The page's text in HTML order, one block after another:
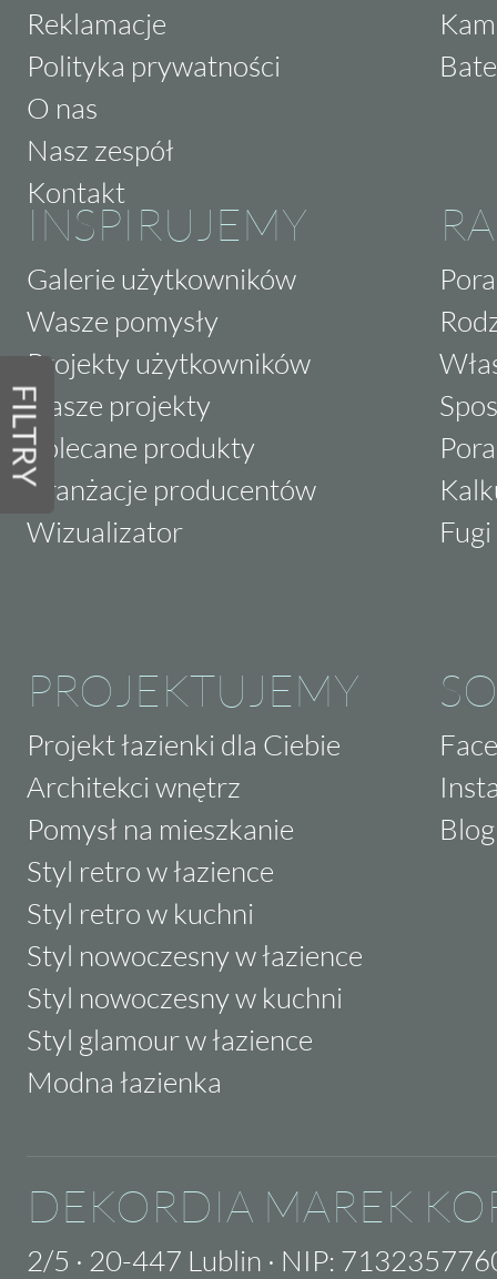
FILTRY
Reklamacje
Polityka prywatności
O nas
Nasz zespół
Kontakt
INSPIRUJEMY
Galerie użytkowników
Wasze pomysły
Projekty użytkowników
Nasze projekty
Polecane produkty
Aranżacje producentów
Wizualizator
PROJEKTUJEMY
Projekt łazienki dla Ciebie
Architekci wnętrz
Pomysł na mieszkanie
Styl retro w łazience
Styl retro w kuchni
Styl nowoczesny w łazience
Styl nowoczesny w kuchni
Styl glamour w łazience
Modna łazienka
Blog
DEKORDIA MAREK
2/5 · 20-447 Lublin · NIP: